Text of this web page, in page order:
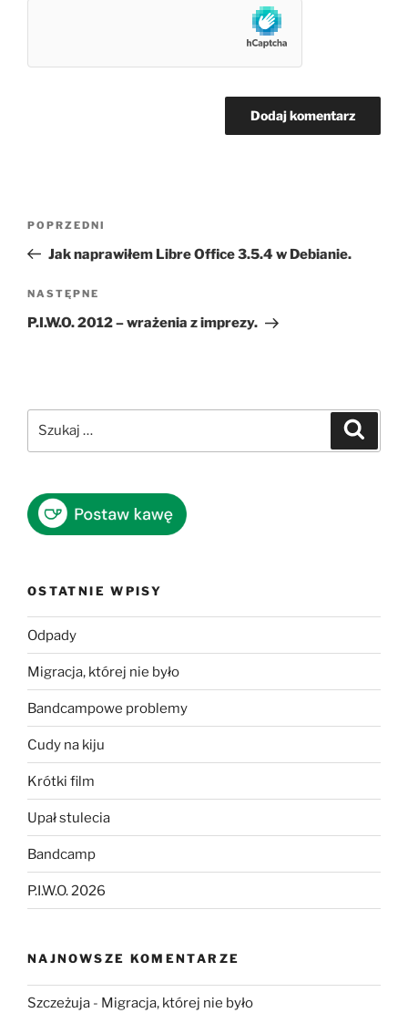
Poprzedni
wpis
POPRZEDNI
Jak naprawiłem Libre Office 3.5.4 w Debianie.
Następny
wpis
NASTĘPNE
P.I.W.O. 2012 – wrażenia z imprezy.
OSTATNIE WPISY
Odpady
Migracja, której nie było
Bandcampowe problemy
Cudy na kiju
Krótki film
Upał stulecia
Bandcamp
P.I.W.O. 2026
NAJNOWSZE KOMENTARZE
Szczeżuja - Migracja, której nie było